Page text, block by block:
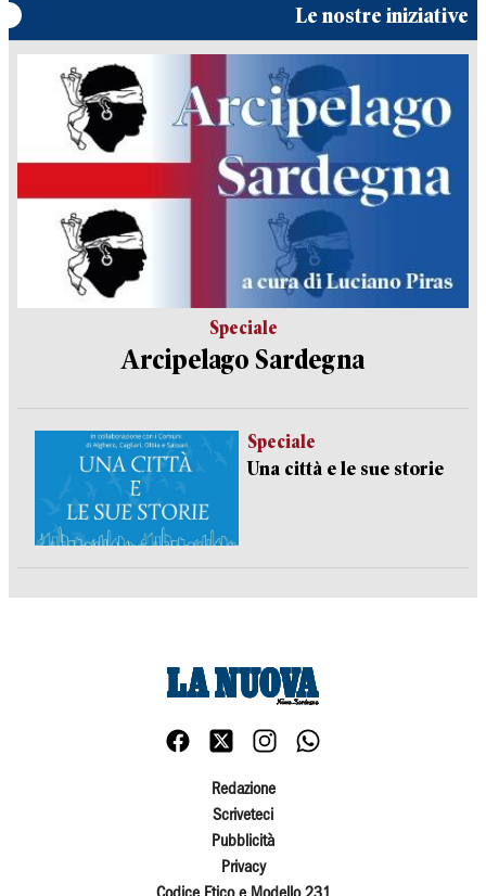
Le nostre iniziative
Speciale
Arcipelago Sardegna
Speciale
Una città e le sue storie
Redazione
Scriveteci
Pubblicità
Privacy